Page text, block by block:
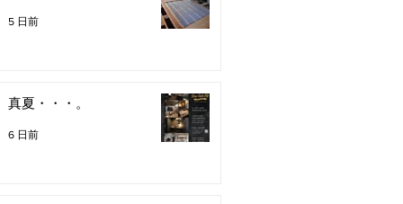
5 日前
真夏・・・。
6 日前